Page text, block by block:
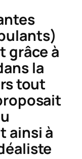
grâce à
la
tout
ainsi à